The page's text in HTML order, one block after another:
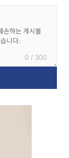
0 / 300